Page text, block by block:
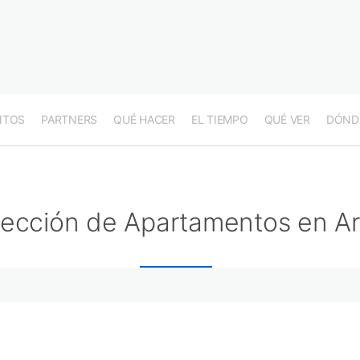
PARTNERS QUÉ HACER EL TIEMPO QUÉ VER
de Apartamentos en